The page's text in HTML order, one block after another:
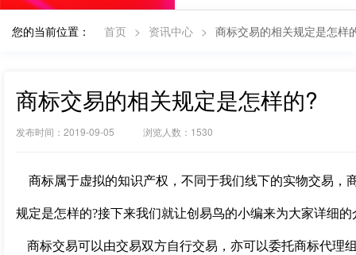
您的当前位置： 首页 > 资讯中心 > 商标交易的相关规定是怎样
商标交易的相关规定是怎样的?
发布时间：2019-09-05 浏览人数：1530
商标属于虚拟的知识产权，不同于我们线下的实物交易，
规定是怎样的?接下来我们就让创易鸟的小编来为大家详细的
商标交易可以由交易双方自行交易，亦可以委托商标代理